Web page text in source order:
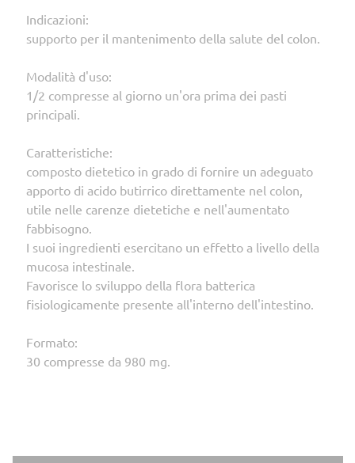
Indicazioni:
supporto per il mantenimento della salute del colon.
Modalità d'uso:
1/2 compresse al giorno un'ora prima dei pasti
principali.
Caratteristiche:
composto dietetico in grado di fornire un adeguato
apporto di acido butirrico direttamente nel colon,
utile nelle carenze dietetiche e nell'aumentato
fabbisogno.
I suoi ingredienti esercitano un effetto a livello della
mucosa intestinale.
Favorisce lo sviluppo della flora batterica
fisiologicamente presente all'interno dell'intestino.
Formato:
30 compresse da 980 mg.